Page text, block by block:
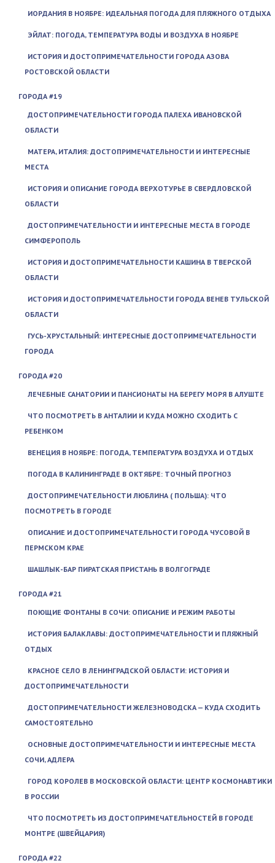
ИОРДАНИЯ В НОЯБРЕ: ИДЕАЛЬНАЯ ПОГОДА ДЛЯ ПЛЯЖНОГО ОТДЫХА
ЭЙЛАТ: ПОГОДА, ТЕМПЕРАТУРА ВОДЫ И ВОЗДУХА В НОЯБРЕ
ИСТОРИЯ И ДОСТОПРИМЕЧАТЕЛЬНОСТИ ГОРОДА АЗОВА
РОСТОВСКОЙ ОБЛАСТИ
ГОРОДА #19
ДОСТОПРИМЕЧАТЕЛЬНОСТИ ГОРОДА ПАЛЕХА ИВАНОВСКОЙ
ОБЛАСТИ
МАТЕРА, ИТАЛИЯ: ДОСТОПРИМЕЧАТЕЛЬНОСТИ И ИНТЕРЕСНЫЕ
МЕСТА
ИСТОРИЯ И ОПИСАНИЕ ГОРОДА ВЕРХОТУРЬЕ В СВЕРДЛОВСКОЙ
ОБЛАСТИ
ДОСТОПРИМЕЧАТЕЛЬНОСТИ И ИНТЕРЕСНЫЕ МЕСТА В ГОРОДЕ
СИМФЕРОПОЛЬ
ИСТОРИЯ И ДОСТОПРИМЕЧАТЕЛЬНОСТИ КАШИНА В ТВЕРСКОЙ
ОБЛАСТИ
ИСТОРИЯ И ДОСТОПРИМЕЧАТЕЛЬНОСТИ ГОРОДА ВЕНЕВ ТУЛЬСКОЙ
ОБЛАСТИ
ГУСЬ-ХРУСТАЛЬНЫЙ: ИНТЕРЕСНЫЕ ДОСТОПРИМЕЧАТЕЛЬНОСТИ
ГОРОДА
ГОРОДА #20
ЛЕЧЕБНЫЕ САНАТОРИИ И ПАНСИОНАТЫ НА БЕРЕГУ МОРЯ В АЛУШТЕ
ЧТО ПОСМОТРЕТЬ В АНТАЛИИ И КУДА МОЖНО СХОДИТЬ С
РЕБЕНКОМ
ВЕНЕЦИЯ В НОЯБРЕ: ПОГОДА, ТЕМПЕРАТУРА ВОЗДУХА И ОТДЫХ
ПОГОДА В КАЛИНИНГРАДЕ В ОКТЯБРЕ: ТОЧНЫЙ ПРОГНОЗ
ДОСТОПРИМЕЧАТЕЛЬНОСТИ ЛЮБЛИНА ( ПОЛЬША): ЧТО
ПОСМОТРЕТЬ В ГОРОДЕ
ОПИСАНИЕ И ДОСТОПРИМЕЧАТЕЛЬНОСТИ ГОРОДА ЧУСОВОЙ В
ПЕРМСКОМ КРАЕ
ШАШЛЫК-БАР ПИРАТСКАЯ ПРИСТАНЬ В ВОЛГОГРАДЕ
ГОРОДА #21
ПОЮЩИЕ ФОНТАНЫ В СОЧИ: ОПИСАНИЕ И РЕЖИМ РАБОТЫ
ИСТОРИЯ БАЛАКЛАВЫ: ДОСТОПРИМЕЧАТЕЛЬНОСТИ И ПЛЯЖНЫЙ
ОТДЫХ
КРАСНОЕ СЕЛО В ЛЕНИНГРАДСКОЙ ОБЛАСТИ: ИСТОРИЯ И
ДОСТОПРИМЕЧАТЕЛЬНОСТИ
ДОСТОПРИМЕЧАТЕЛЬНОСТИ ЖЕЛЕЗНОВОДСКА — КУДА СХОДИТЬ
САМОСТОЯТЕЛЬНО
ОСНОВНЫЕ ДОСТОПРИМЕЧАТЕЛЬНОСТИ И ИНТЕРЕСНЫЕ МЕСТА
СОЧИ, АДЛЕРА
ГОРОД КОРОЛЕВ В МОСКОВСКОЙ ОБЛАСТИ: ЦЕНТР КОСМОНАВТИКИ
В РОССИИ
ЧТО ПОСМОТРЕТЬ ИЗ ДОСТОПРИМЕЧАТЕЛЬНОСТЕЙ В ГОРОДЕ
МОНТРЕ (ШВЕЙЦАРИЯ)
ГОРОДА #22